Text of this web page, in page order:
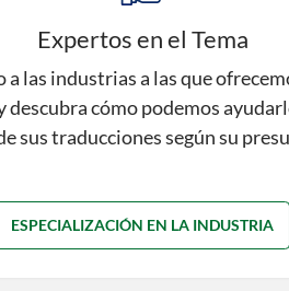
Expertos en el Tema
a las industrias a las que
cómo podemos
sus traducciones según su
ESPECIALIZACIÓN EN LA INDUSTRIA